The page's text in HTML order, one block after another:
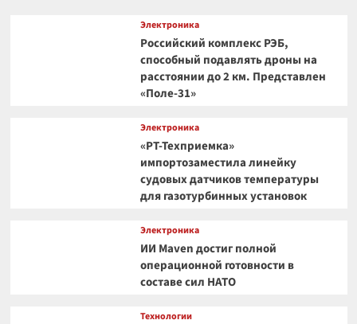
Электроника
Российский комплекс РЭБ,
способный подавлять дроны на
расстоянии до 2 км. Представлен
«Поле-31»
Электроника
«РТ-Техприемка»
импортозаместила линейку
судовых датчиков температуры
для газотурбинных установок
Электроника
ИИ Maven достиг полной
операционной готовности в
составе сил НАТО
Технологии